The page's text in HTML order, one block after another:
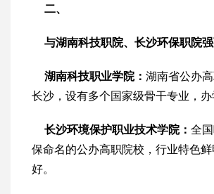
二、
与湖南科技职院、长沙环保职院
湖南科技职业学院： 湖南省公办
长沙，设有多个国家级骨干专业，办
长沙环境保护职业技术学院： 全
保命名的公办高职院校，行业特色
好。